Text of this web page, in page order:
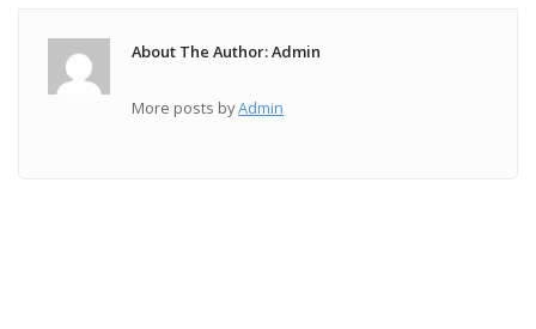
About The Author: Admin
More posts byAdmin